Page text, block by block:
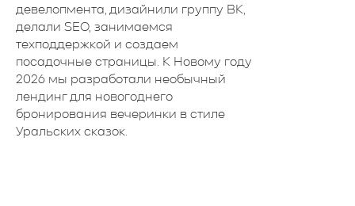
девелопмента, дизайнили группу ВК,
делали SEO, занимаемся
техподдержкой и создаем
посадочные страницы. К Новому году
2026 мы разработали необычный
лендинг для новогоднего
бронирования вечеринки в стиле
Уральских сказок.